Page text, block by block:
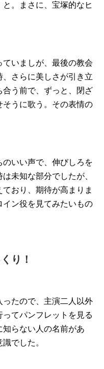
。まさに、宝塚的なヒ
いましが、最後の教会
さらに美しさが引き立
合う前で、ずっと、閉ざ
そうに歌う。その表情の
いい声で、伸びしろを
未知な部分でしたが、
おり、期待が高まりま
イン役を見てみたいもの
り！
たので、主演二人以外
てパンフレットを見る
らない人の名前があ
でした。